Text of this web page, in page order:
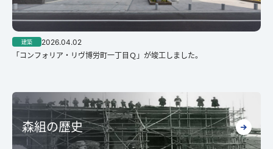
建築
2026.04.02
「コンフォリア・リヴ博労町一丁目Ｑ」が竣工しました。
森組の歴史